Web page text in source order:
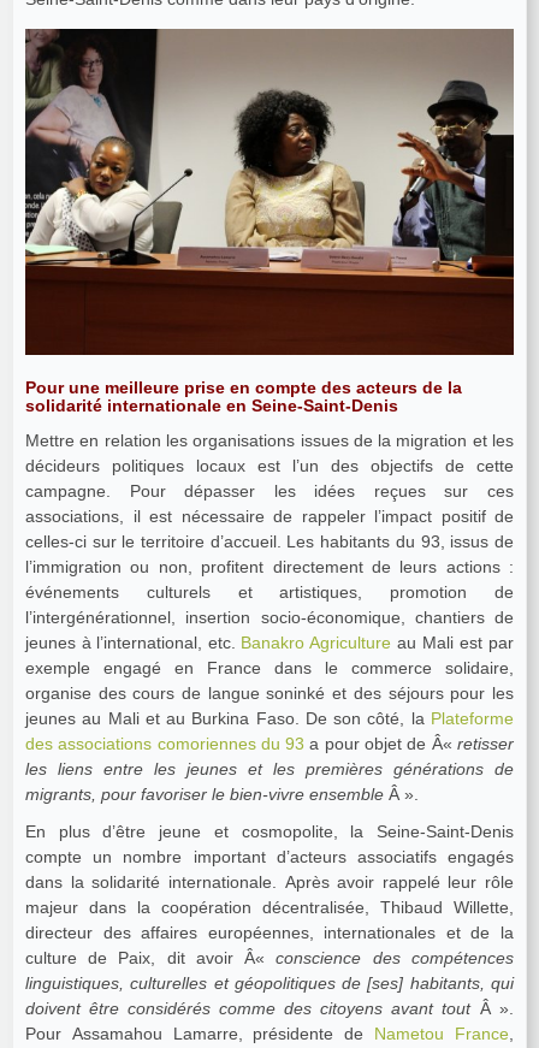
Pour une meilleure prise en compte des acteurs de la
solidarité internationale en Seine-Saint-Denis
Mettre en relation les organisations issues de la migration et les
décideurs politiques locaux est l’un des objectifs de cette
campagne. Pour dépasser les idées reçues sur ces
associations, il est nécessaire de rappeler l’impact positif de
celles-ci sur le territoire d’accueil. Les habitants du 93, issus de
l’immigration ou non, profitent directement de leurs actions :
événements culturels et artistiques, promotion de
l’intergénérationnel, insertion socio-économique, chantiers de
jeunes à l’international, etc. Banakro Agriculture au Mali est par
exemple engagé en France dans le commerce solidaire,
organise des cours de langue soninké et des séjours pour les
jeunes au Mali et au Burkina Faso. De son côté, la Plateforme
des associations comoriennes du 93 a pour objet de Â« retisser
les liens entre les jeunes et les premières générations de
migrants, pour favoriser le bien-vivre ensemble Â ».
En plus d’être jeune et cosmopolite, la Seine-Saint-Denis
compte un nombre important d’acteurs associatifs engagés
dans la solidarité internationale. Après avoir rappelé leur rôle
majeur dans la coopération décentralisée, Thibaud Willette,
directeur des affaires européennes, internationales et de la
culture de Paix, dit avoir Â« conscience des compétences
linguistiques, culturelles et géopolitiques de [ses] habitants, qui
doivent être considérés comme des citoyens avant toutÂ ».
Pour Assamahou Lamarre, présidente de Nametou France,